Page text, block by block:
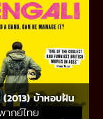
(2013) บ้าหอบฝัน
ากย์ไทย